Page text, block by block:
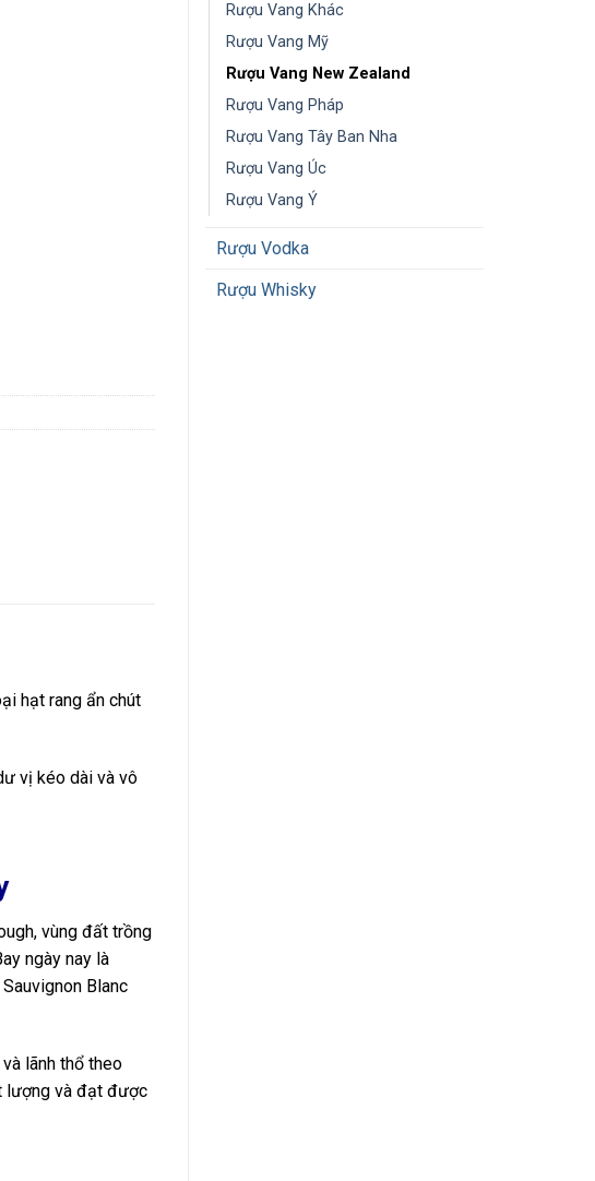
Rượu Vang Khác
Rượu Vang Mỹ
Rượu Vang New Zealand
Rượu Vang Pháp
Rượu Vang Tây Ban Nha
Rượu Vang Úc
Rượu Vang Ý
Rượu Vodka
Rượu Whisky
hạt rang ẩn chút
vị kéo dài và vô
vùng đất trồng
ngày nay là
Blanc
lãnh thổ theo
lượng và đạt được